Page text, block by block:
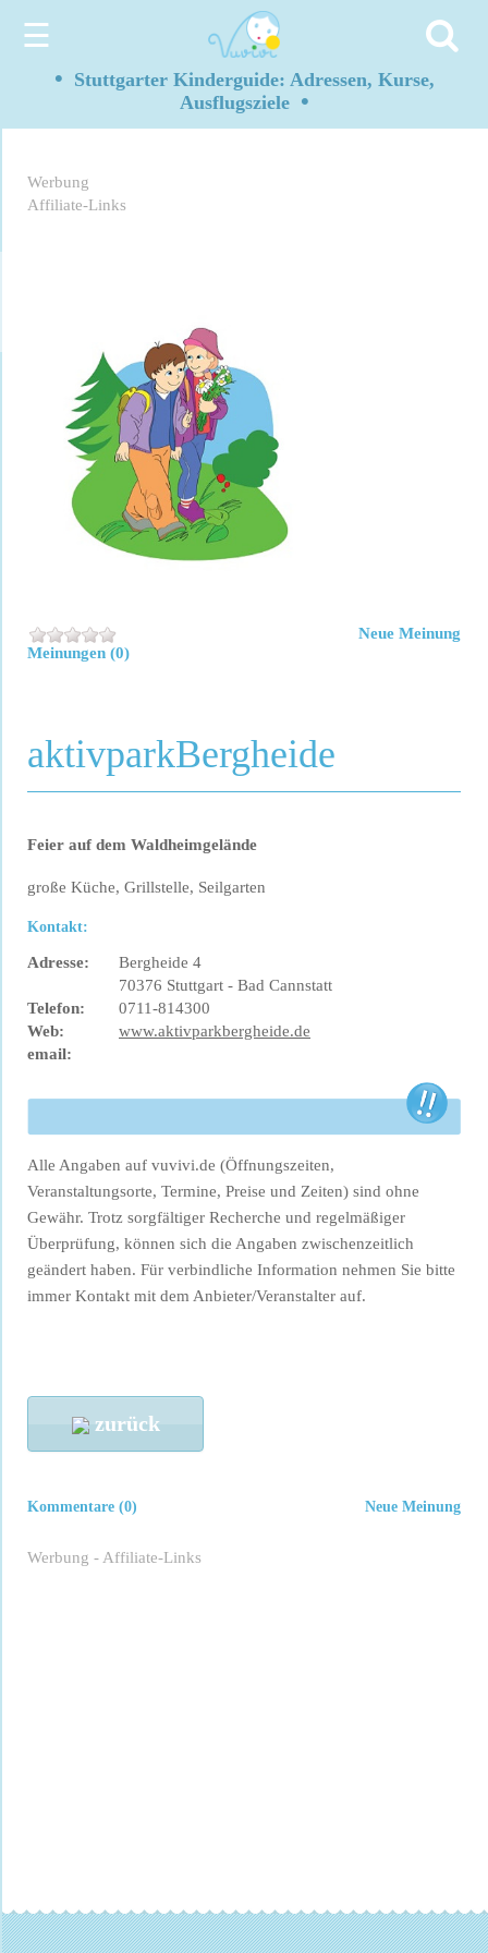
☰
• Stuttgarter Kinderguide: Adressen, Kurse,
Ausflugsziele •
Werbung
Affiliate-Links
Meinungen (0)
Neue Meinung
aktivparkBergheide
Feier auf dem Waldheimgelände
große Küche, Grillstelle, Seilgarten
Kontakt:
Adresse:
Bergheide 4
70376 Stuttgart - Bad Cannstatt
Telefon:
0711-814300
Web:
www.aktivparkbergheide.de
email:
Alle Angaben auf vuvivi.de (Öffnungszeiten,
Veranstaltungsorte, Termine, Preise und Zeiten) sind ohne
Gewähr. Trotz sorgfältiger Recherche und regelmäßiger
Überprüfung, können sich die Angaben zwischenzeitlich
geändert haben. Für verbindliche Information nehmen Sie bitte
immer Kontakt mit dem Anbieter/Veranstalter auf.
zurück
Neue Meinung
Kommentare (0)
Werbung - Affiliate-Links